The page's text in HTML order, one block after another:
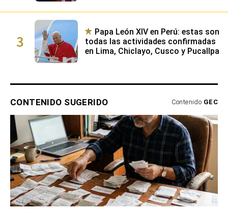
3
Papa León XIV en Perú: estas son
todas las actividades confirmadas
en Lima, Chiclayo, Cusco y Pucallpa
CONTENIDO SUGERIDO Contenido GEC